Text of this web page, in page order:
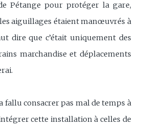
Pétange pour protéger la gare,
aiguillages étaient manœuvrés à
dire que c’était uniquement des
marchandise et déplacements
fallu consacrer pas mal de temps à
cette installation à celles de